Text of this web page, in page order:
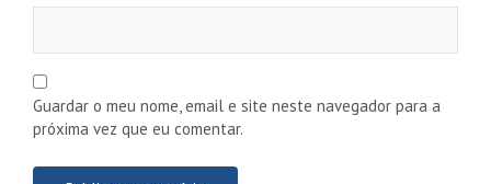
Guardar o meu nome, email e site neste navegador para a
próxima vez que eu comentar.